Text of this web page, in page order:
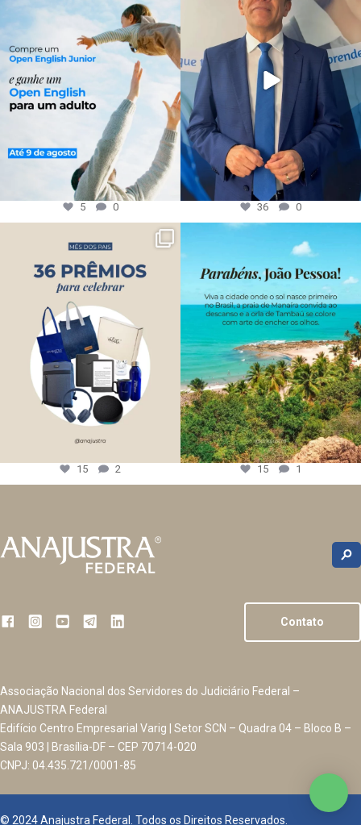
5 0 36 0
15 2 15 1
Contato
Associação Nacional dos Servidores do Judiciário Federal –
ANAJUSTRA Federal
Edifício Centro Empresarial Varig | Setor SCN – Quadra 04 – Bloco B –
Sala 903 | Brasília-DF – CEP 70714-020
CNPJ: 04.435.721/0001-85
© 2024 Anajustra Federal. Todos os Direitos Reservados.